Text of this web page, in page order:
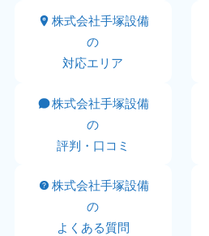
株式会社手塚設備
の
対応エリア
株式会社手塚設備
の
評判・口コミ
株式会社手塚設備
の
よくある質問